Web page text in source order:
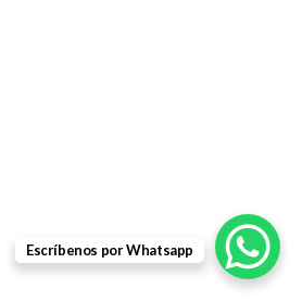
Escríbenos por Whatsapp